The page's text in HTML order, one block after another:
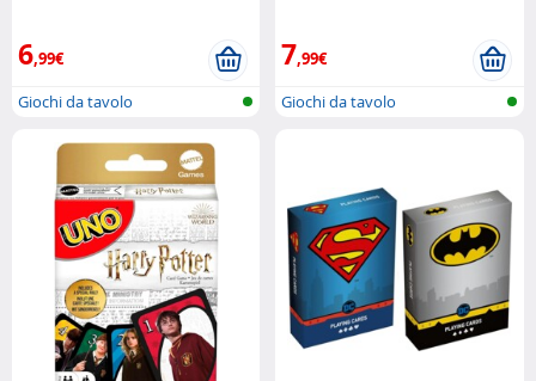
6,99€
Giochi da tavolo
7,99€
Giochi da tavolo